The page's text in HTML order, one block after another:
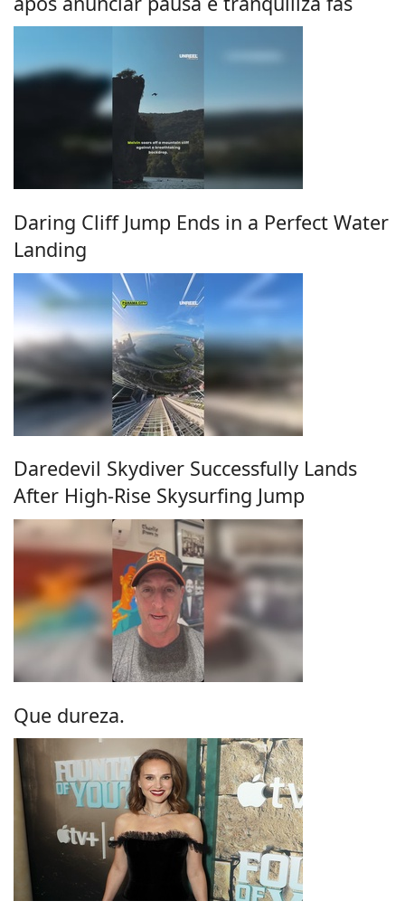
Daring Cliff Jump Ends in a Perfect Water
Landing
Daredevil Skydiver Successfully Lands
After High-Rise Skysurfing Jump
Que dureza.